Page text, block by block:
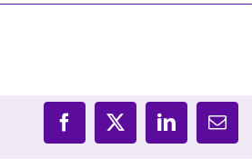
Facebook
X LinkedIn
E-
mail